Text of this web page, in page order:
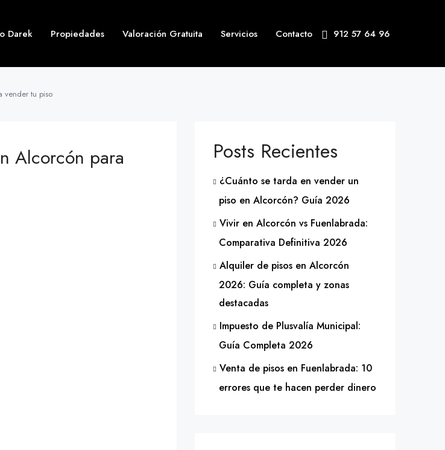
Darek Propiedades Valoración Gratuita Servicios Contacto 912 57 64 96
vender tu piso
Alcorcón para
Posts Recientes
¿Cuánto se tarda en vender un
piso en Alcorcón? Guía 2026
Vivir en Alcorcón vs Fuenlabrada:
Comparativa Definitiva 2026
Alquiler de pisos en Alcorcón
2026: Guía completa y zonas
destacadas
Impuesto de Plusvalía Municipal:
Guía Completa 2026
Venta de pisos en Fuenlabrada: 10
errores que te hacen perder dinero